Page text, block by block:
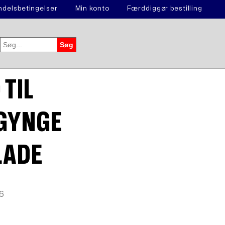
Min konto Færddiggør bestilling
TIL